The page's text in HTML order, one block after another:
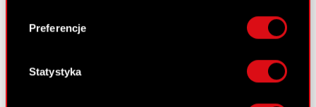
Identyfikować Twoje urządzenie, aktywnie
analizując charakteryzującego je zbiory
palca)
Preferencje
Statystyka
PDF
Uchwały podjęte przez Nadzwyczajne
Walne Zgromadzenie Akcjonariuszy